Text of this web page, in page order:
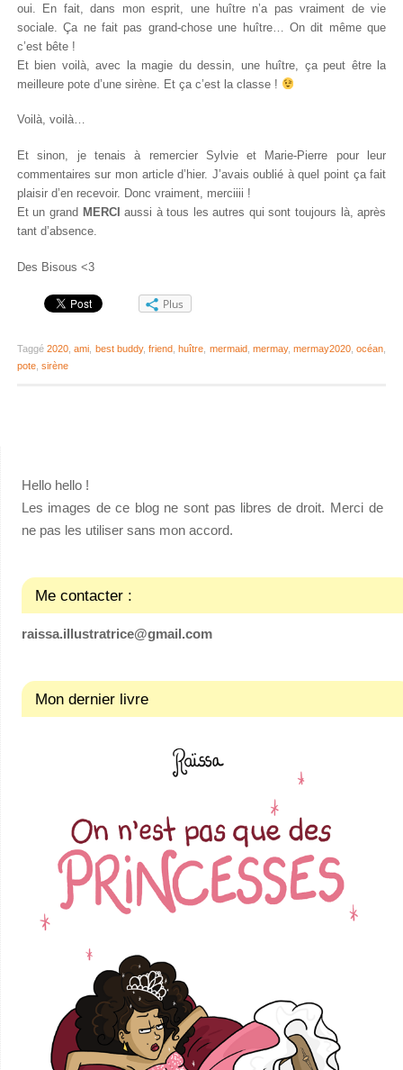
oui. En fait, dans mon esprit, une huître n’a pas vraiment de vie
sociale. Ça ne fait pas grand-chose une huître… On dit même que
c’est bête !
Et bien voilà, avec la magie du dessin, une huître, ça peut être la
meilleure pote d’une sirène. Et ça c’est la classe !
Voilà, voilà…
Et sinon, je tenais à remercier Sylvie et Marie-Pierre pour leur
commentaires sur mon article d’hier. J’avais oublié à quel point ça fait
plaisir d’en recevoir. Donc vraiment, merciiii !
Et un grand MERCIaussi à tous les autres qui sont toujours là, après
tant d’absence.
Des Bisous <3
Plus
Taggé2020,ami, best buddy,friend, huître, mermaid, mermay, mermay2020,océan,
pote, sirène
Hello hello !
Les images de ce blog ne sont pas libres de droit. Merci de
ne pas les utiliser sans mon accord.
Me contacter :
raissa.illustratrice@gmail.com
Mon dernier livre